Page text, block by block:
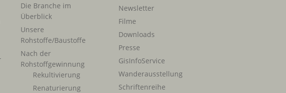
Die Branche im
Überblick
Unsere
Rohstoffe/Baustoffe
Nach der
Rohstoffgewinnung
Rekultivierung
Renaturierung
Newsletter
Filme
Downloads
Presse
GisInfoService
Wanderausstellung
Schriftenreihe